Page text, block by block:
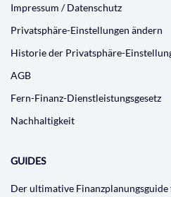
Impressum / Datenschutz
Privatsphäre-Einstellungen ändern
Historie der Privatsphäre-
AGB
Fern-Finanz-Dienstleistungsgesetz
Nachhaltigkeit
GUIDES
Der ultimative